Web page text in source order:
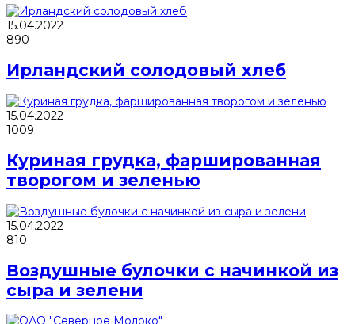
15.04.2022
890
Ирландский солодовый хлеб
15.04.2022
1009
Куриная грудка, фаршированная
творогом и зеленью
15.04.2022
810
Воздушные булочки с начинкой из
сыра и зелени